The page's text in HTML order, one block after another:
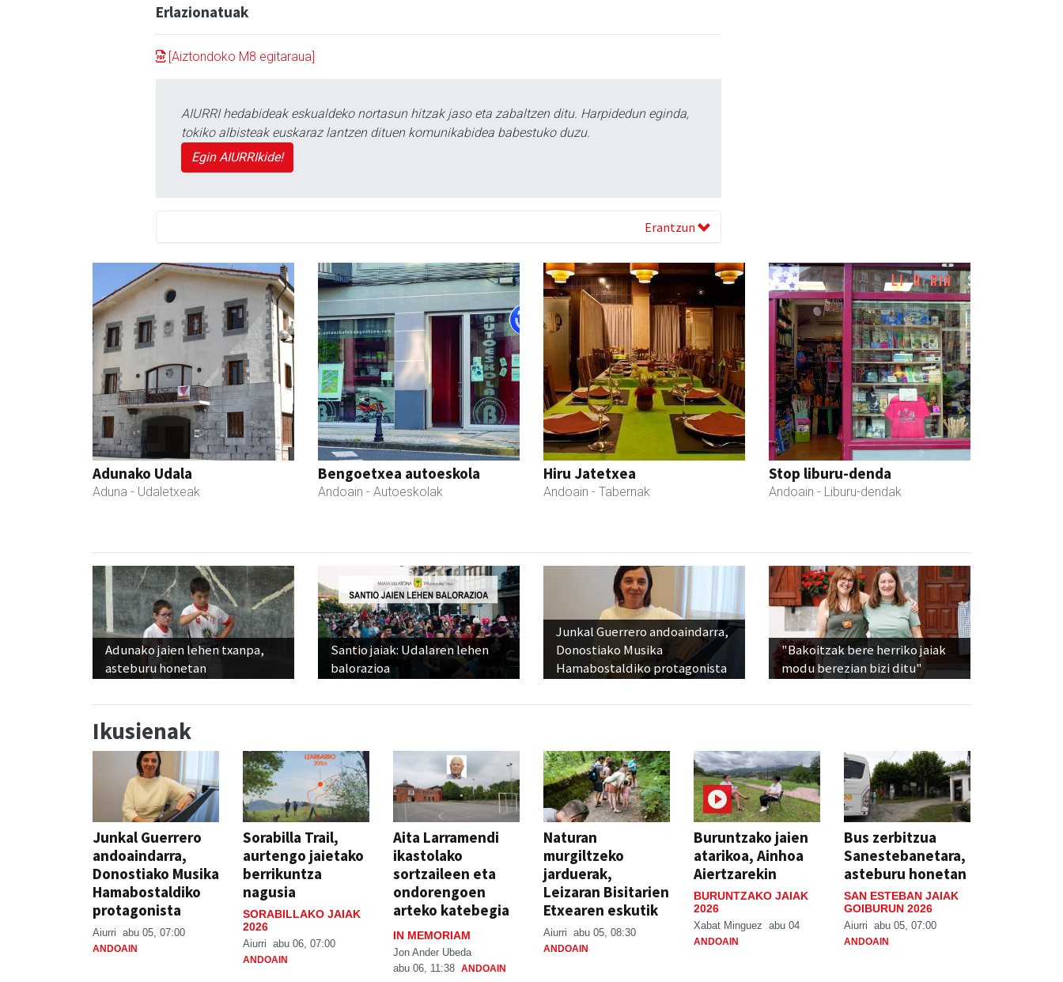
Erlazionatuak
[Aiztondoko M8 egitaraua]
AIURRI hedabideak eskualdeko nortasun hitzak jaso eta zabaltzen ditu. Harpidedun eginda,
tokiko albisteak euskaraz lantzen dituen komunikabidea babestuko duzu.
Egin AIURRIkide!
Erantzun
Adunako Udala
Aduna - Udaletxeak
Bengoetxea autoeskola
Andoain - Autoeskolak
Hiru Jatetxea
Andoain - Tabernak
Stop liburu-denda
Andoain - Liburu-dendak
Adunako jaien lehen txanpa,
asteburu honetan
Santio jaiak: Udalaren lehen
balorazioa
Junkal Guerrero andoaindarra,
Donostiako Musika
Hamabostaldiko protagonista
"Bakoitzak bere herriko jaiak
modu berezian bizi ditu"
Ikusienak
Junkal Guerrero
andoaindarra,
Donostiako Musika
Hamabostaldiko
protagonista
Aiurri abu 05, 07:00
ANDOAIN
Sorabilla Trail,
aurtengo jaietako
berrikuntza
nagusia
SORABILLAKO JAIAK
2026
Aiurri abu 06, 07:00
ANDOAIN
Aita Larramendi
ikastolako
sortzaileen eta
ondorengoen
arteko katebegia
IN MEMORIAM
Jon Ander Ubeda
abu 06, 11:38 ANDOAIN
Naturan
murgiltzeko
jarduerak,
Leizaran Bisitarien
Etxearen eskutik
Aiurri abu 05, 08:30
ANDOAIN
Buruntzako jaien
atarikoa, Ainhoa
Aiertzarekin
BURUNTZAKO JAIAK
2026
Xabat Minguez abu 04
ANDOAIN
Bus zerbitzua
Sanestebanetara,
asteburu honetan
SAN ESTEBAN JAIAK
GOIBURUN 2026
Aiurri abu 05, 07:00
ANDOAIN